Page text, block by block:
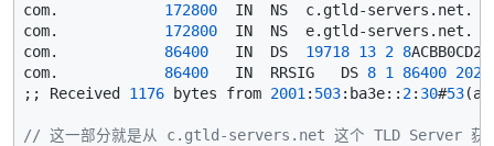
com. 172800
  IN  NS  c.gtld-servers.net.
com. 172800
  IN  NS  e.gtld-servers.net.
com. 86400
   IN  DS
19718 13 2 8
com. 86400
   IN  RRSIG   DS
8 1 86400
;; Received 1176 bytes from 2001 : 503:ba3e:: 2: 30#53
// 这一部分就是从 c.gtld-servers.net 这个 TLD Server 获取